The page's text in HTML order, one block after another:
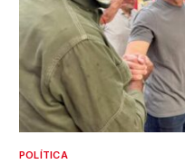
POLÍTICA